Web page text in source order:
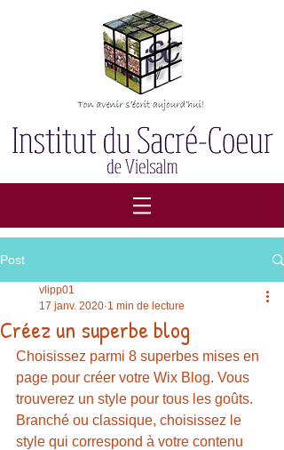
Post
Créez un superbe blog
vlipp01
17 janv. 2020 1 min de lecture
Choisissez parmi 8 superbes mises en
page pour créer votre Wix Blog. Vous
trouverez un style pour tous les goûts.
Branché ou classique, choisissez le
style qui correspond à votre contenu